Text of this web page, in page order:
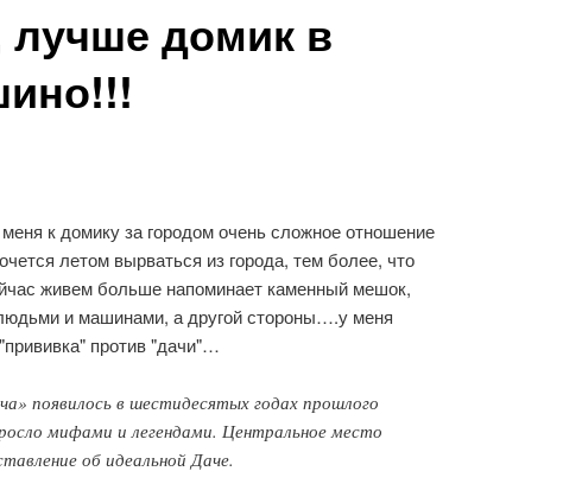
домик в
к домику за городом очень сложное отношение
летом вырваться из города, тем более, что
живем больше напоминает каменный мешок,
и машинами, а другой стороны….у меня
против "дачи"…
появилось в шестидесятых годах прошлого
мифами и легендами. Центральное место
об идеальной Даче.